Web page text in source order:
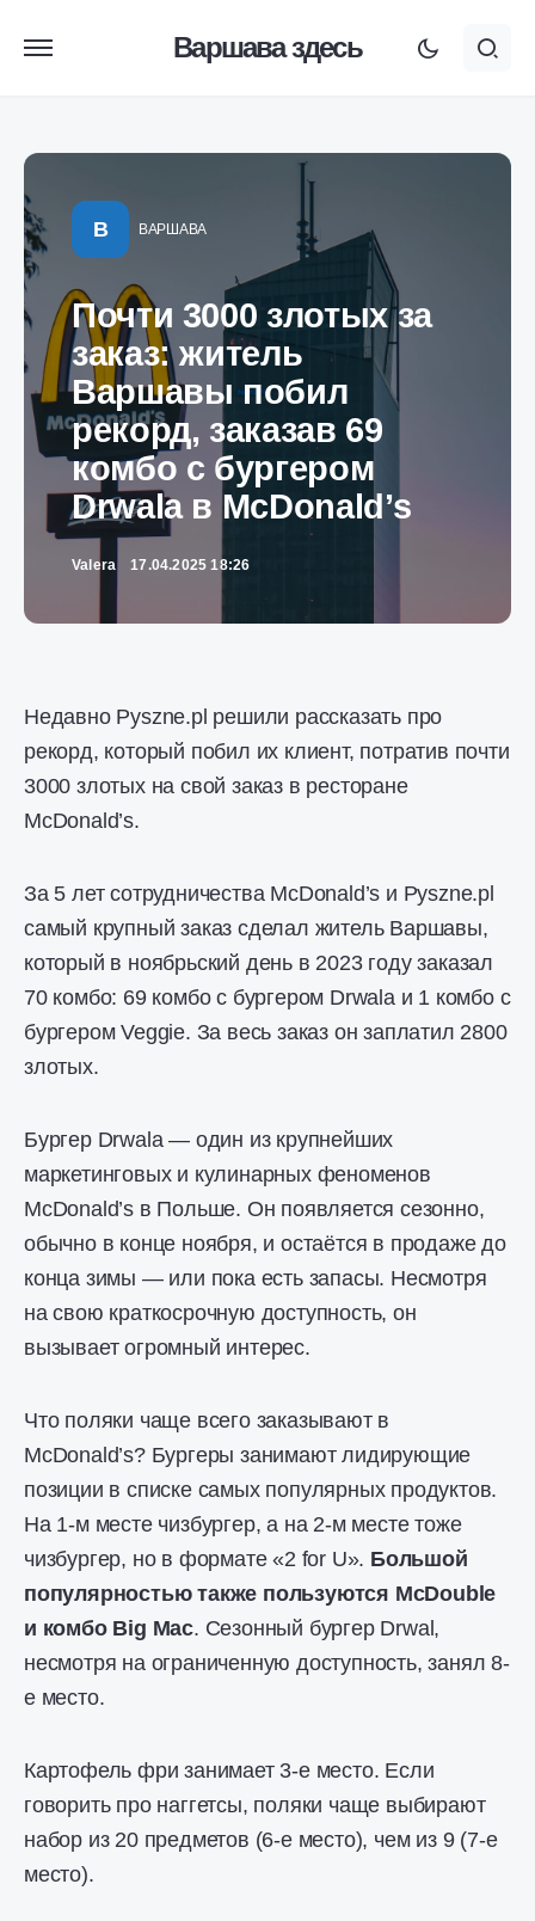
Варшава здесь
В ВАРШАВА
Почти 3000 злотых за
заказ: житель
Варшавы побил
рекорд, заказав 69
комбо с бургером
Drwala в McDonald’s
Valera 17.04.2025 18:26
Недавно Pyszne.pl решили рассказать про
рекорд, который побил их клиент, потратив почти
3000 злотых на свой заказ в ресторане
McDonald’s.
За 5 лет сотрудничества McDonald’s и Pyszne.pl
самый крупный заказ сделал житель Варшавы,
который в ноябрьский день в 2023 году заказал
70 комбо: 69 комбо с бургером Drwalа и 1 комбо с
бургером Veggie. За весь заказ он заплатил 2800
злотых.
Бургер Drwala — один из крупнейших
маркетинговых и кулинарных феноменов
McDonald’s в Польше. Он появляется сезонно,
обычно в конце ноября, и остаётся в продаже до
конца зимы — или пока есть запасы. Несмотря
на свою краткосрочную доступность, он
вызывает огромный интерес.
Что поляки чаще всего заказывают в
McDonald’s? Бургеры занимают лидирующие
позиции в списке самых популярных продуктов.
На 1-м месте чизбургер, а на 2-м месте тоже
чизбургер, но в формате «2 for U». Большой
популярностью также пользуются McDouble
и комбо Big Mac. Сезонный бургер Drwal,
несмотря на ограниченную доступность, занял 8-
е место.
Картофель фри занимает 3-е место. Если
говорить про наггетсы, поляки чаще выбирают
набор из 20 предметов (6-е место), чем из 9 (7-е
место).